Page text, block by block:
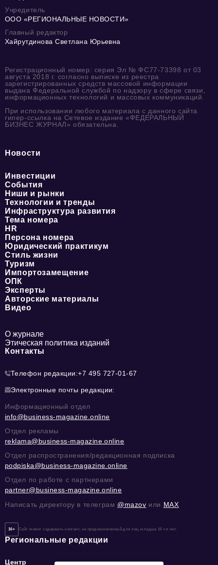
Учредитель
ООО «РЕГИОНАЛЬНЫЕ НОВОСТИ»
Главный редактор
Хайрутдинова Светлана Юрьевна
Регистрационный номер: серия Эл № ФС77-73398 от 03
августа 2018 г. согласно выписке из реестра
зарегистрированных средств массовой информации
выдана Федеральной службой по надзору в сфере связи,
информационных технологий и массовых коммуникаций.
При использовании любого материала с данного сайта
гипер-ссылка на Сетевое издание «ФЕДЕРАЛЬНЫЙ
БИЗНЕС ЖУРНАЛ» обязательна.
Новости
Инвестиции
События
Ниши и рынки
Технологии и тренды
Инфраструктура развития
Тема номера
HR
Персона номера
Юридический практикум
Стиль жизни
Туризм
Импортозамещение
ОПК
Эксперты
Авторские материалы
Видео
О журнале
Этическая политика изданий
Контакты
Телефон редакции:+7 495 727-01-67
Электронные почты редакции:
Информационный отдел
info@business-magazine.online
Отдел рекламы
reklama@business-magazine.online
Отдел распространения/редакционная подписка
podpiska@business-magazine.online
Отдел по работе с партнерами
partner@business-magazine.online
Написать директору в телеграм @mazov или MAX
16+ Сайт может содержать контент, не предназначенный для лиц младше 16-ти лет.
Региональные редакции
Центр